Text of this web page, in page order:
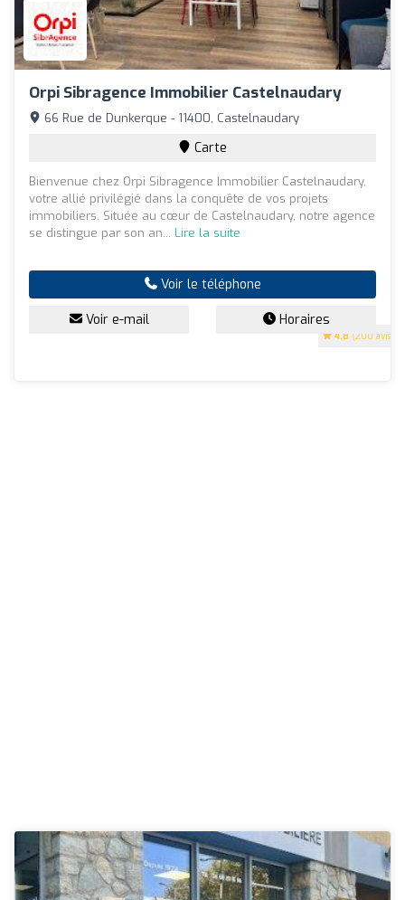
Orpi Sibragence Immobilier Castelnaudary
4.8 (200 avis)
66 Rue de Dunkerque - 11400, Castelnaudary
Carte
Bienvenue chez Orpi Sibragence Immobilier Castelnaudary,
votre allié privilégié dans la conquête de vos projets
immobiliers. Située au cœur de Castelnaudary, notre agence
se distingue par son an... Lire la suite
Voir le téléphone
Voir e-mail Horaires